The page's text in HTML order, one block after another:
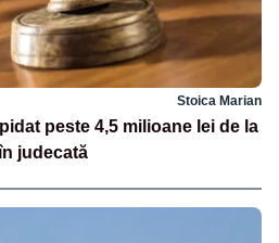
Stoica Marian
peste 4,5 milioane lei de la
judecată